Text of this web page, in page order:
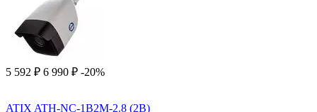
5 592 ₽ 6 990 ₽ -20%
ATIX ATH-NC-1B2M-2.8 (2B)